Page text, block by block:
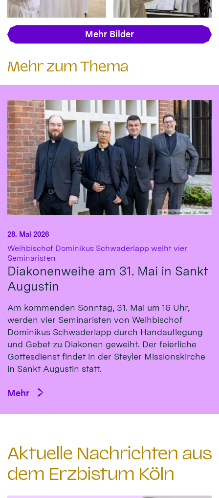
Mehr Bilder
Mehr zum Thema
© Priesterseminar St. Albert
Weihbischof Dominikus Schwaderlapp weiht vier
Seminaristen
Diakonenweihe am 31. Mai in Sankt
Augustin
28. Mai 2026
Am kommenden Sonntag, 31. Mai um 16 Uhr,
werden vier Seminaristen von Weihbischof
Dominikus Schwaderlapp durch Handauflegung
und Gebet zu Diakonen geweiht. Der feierliche
Gottesdienst findet in der Steyler Missionskirche
in Sankt Augustin statt.
Mehr
Aktuelle Nachrichten aus
dem Erzbistum Köln